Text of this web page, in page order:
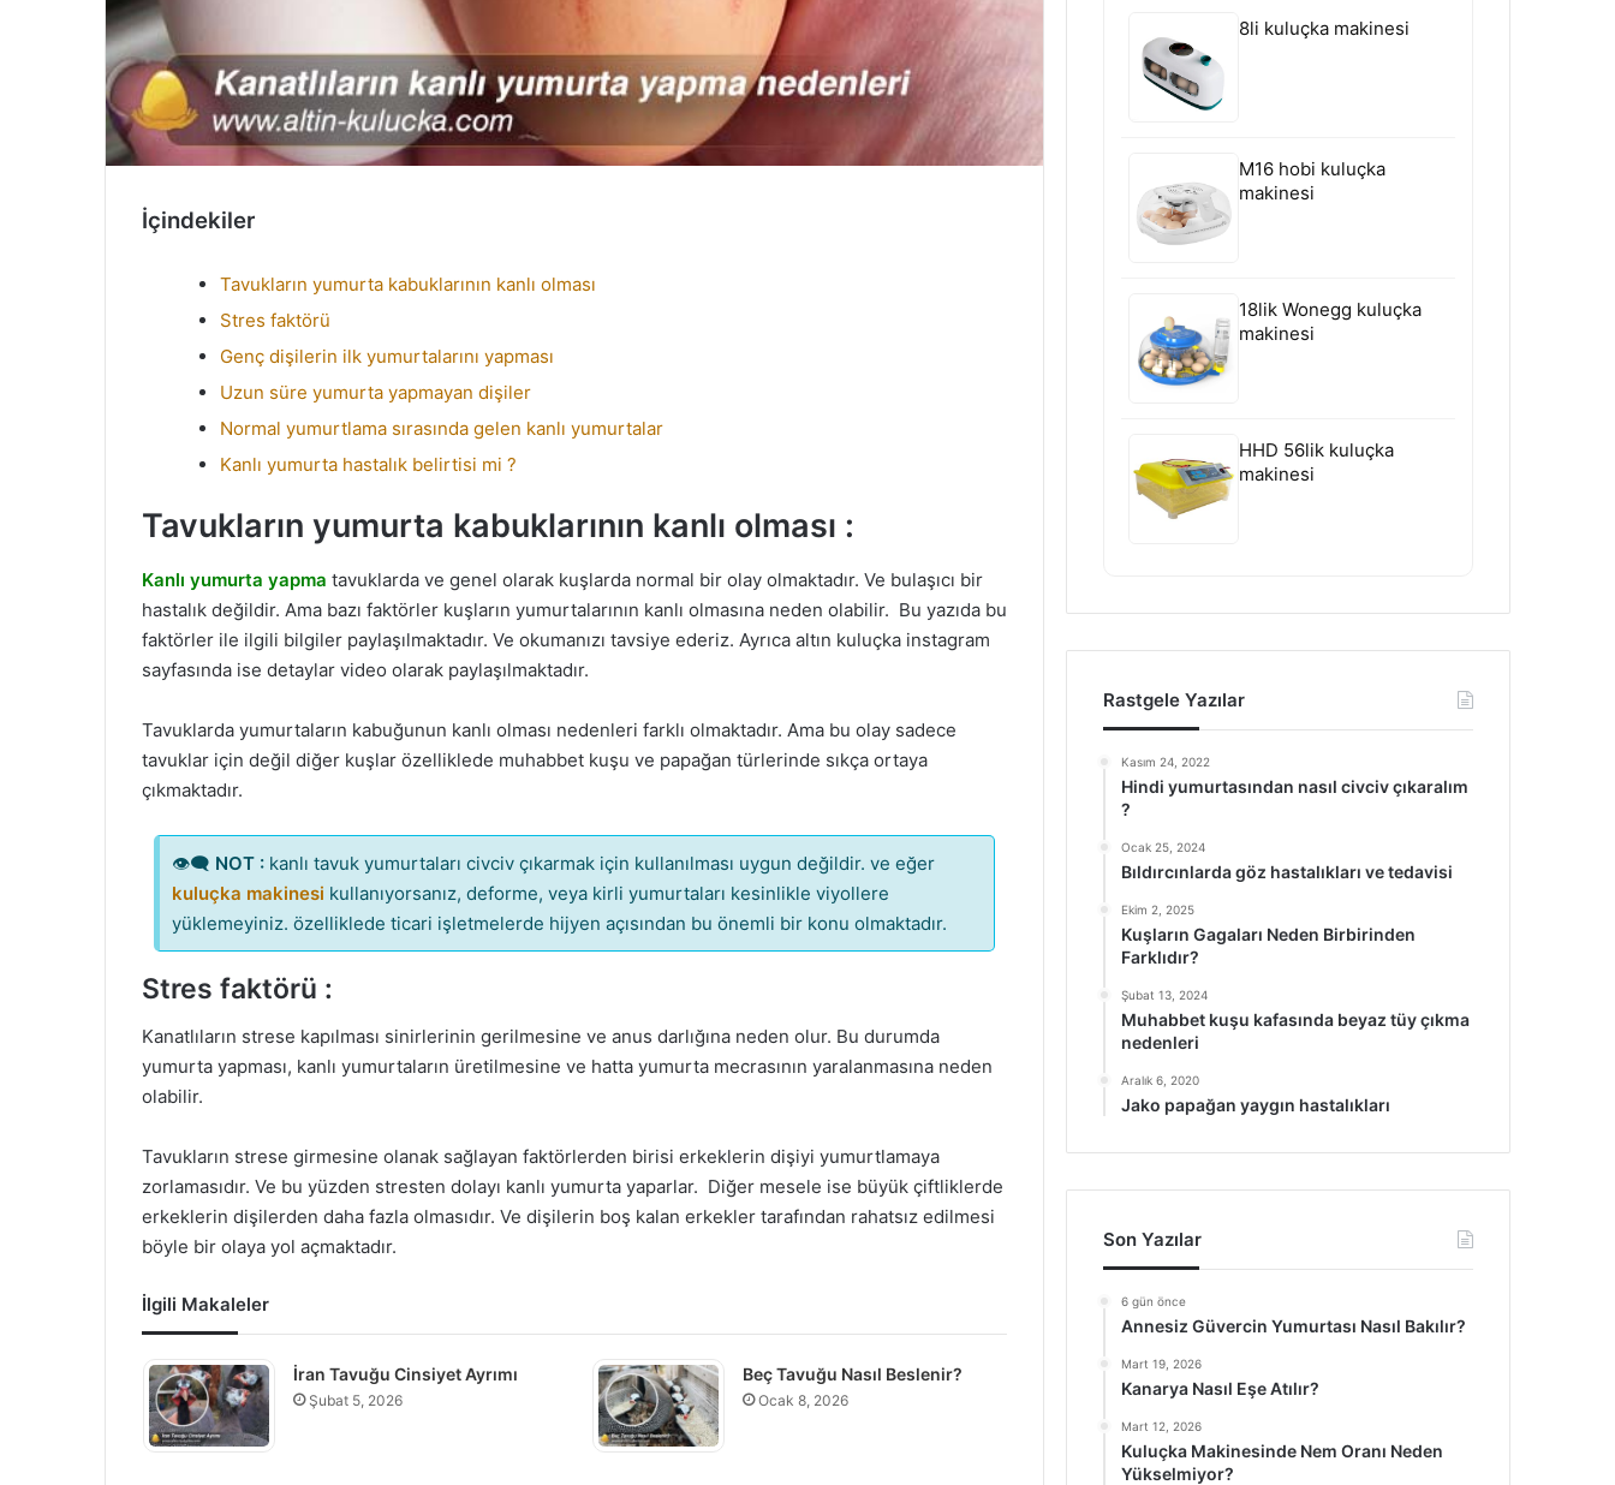
İçindekiler
Tavukların yumurta kabuklarının kanlı olması
Stres faktörü
Genç dişilerin ilk yumurtalarını yapması
Uzun süre yumurta yapmayan dişiler
Normal yumurtlama sırasında gelen kanlı yumurtalar
Kanlı yumurta hastalık belirtisi mi ?
Tavukların yumurta kabuklarının kanlı olması :
Kanlı yumurta yapma tavuklarda ve genel olarak kuşlarda normal bir olay olmaktadır. Ve bulaşıcı bir
hastalık değildir. Ama bazı faktörler kuşların yumurtalarının kanlı olmasına neden olabilir. Bu yazıda bu
faktörler ile ilgili bilgiler paylaşılmaktadır. Ve okumanızı tavsiye ederiz. Ayrıca altın kuluçka instagram
sayfasında ise detaylar video olarak paylaşılmaktadır.
Tavuklarda yumurtaların kabuğunun kanlı olması nedenleri farklı olmaktadır. Ama bu olay sadece
tavuklar için değil diğer kuşlar özelliklede muhabbet kuşu ve papağan türlerinde sıkça ortaya
çıkmaktadır.
👁‍🗨 NOT : kanlı tavuk yumurtaları civciv çıkarmak için kullanılması uygun değildir. ve eğer
kuluçka makinesi kullanıyorsanız, deforme, veya kirli yumurtaları kesinlikle viyollere
yüklemeyiniz. özelliklede ticari işletmelerde hijyen açısından bu önemli bir konu olmaktadır.
Stres faktörü :
Kanatlıların strese kapılması sinirlerinin gerilmesine ve anus darlığına neden olur. Bu durumda
yumurta yapması, kanlı yumurtaların üretilmesine ve hatta yumurta mecrasının yaralanmasına neden
olabilir.
Tavukların strese girmesine olanak sağlayan faktörlerden birisi erkeklerin dişiyi yumurtlamaya
zorlamasıdır. Ve bu yüzden stresten dolayı kanlı yumurta yaparlar. Diğer mesele ise büyük çiftliklerde
erkeklerin dişilerden daha fazla olmasıdır. Ve dişilerin boş kalan erkekler tarafından rahatsız edilmesi
böyle bir olaya yol açmaktadır.
İlgili Makaleler
İran Tavuğu Cinsiyet Ayrımı
Şubat 5, 2026
Beç Tavuğu Nasıl Beslenir?
Ocak 8, 2026
8li kuluçka makinesi
M16 hobi kuluçka
makinesi
18lik Wonegg kuluçka
makinesi
HHD 56lik kuluçka
makinesi
Rastgele Yazılar
Kasım 24, 2022
Hindi yumurtasından nasıl civciv çıkaralım
?
Ocak 25, 2024
Bıldırcınlarda göz hastalıkları ve tedavisi
Ekim 2, 2025
Kuşların Gagaları Neden Birbirinden
Farklıdır?
Şubat 13, 2024
Muhabbet kuşu kafasında beyaz tüy çıkma
nedenleri
Aralık 6, 2020
Jako papağan yaygın hastalıkları
Son Yazılar
6 gün önce
Annesiz Güvercin Yumurtası Nasıl Bakılır?
Mart 19, 2026
Kanarya Nasıl Eşe Atılır?
Mart 12, 2026
Kuluçka Makinesinde Nem Oranı Neden
Yükselmiyor?